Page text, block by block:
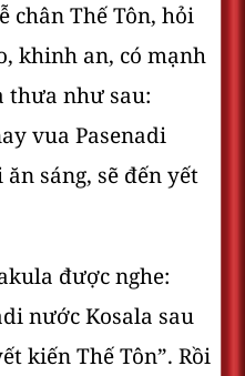
chân Thế Tôn, hỏi
khinh an, có mạnh
thưa như sau:
vua Pasenadi
sáng, sẽ đến yết
được nghe:
nước Kosala sau
kiến Thế Tôn”. Rồi